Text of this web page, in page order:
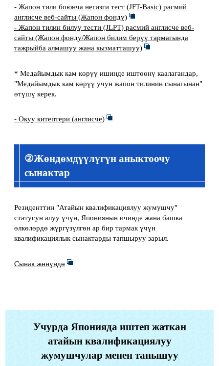
- Жапон тили боюнча негизги тест (JFT-Basic) расмий
англисче веб-сайты (Жапон фонду)
- Жапон тилин билүү тести (JLPT) расмий англисче веб-
сайты (Жапон фонду/Жапон билим берүү тармагында
тажрыйба алмашуу жана кызматташуу)
* Медайымдык кам көрүү ишинде иштөөнү каалагандар,
"Медайымдык кам көрүү учун жапон тилинин сынагынан"
өтүшү керек.
- Окуу китептери (англисче)
②Жөндөмдүүлүгүн аныктоочу
сынактар
Резиденттин "Атайын квалификациялуу жумушчу"
статусун алуу үчүн, Япониянын ичинде жана башка
өлкөлөрдө жүргүзүлгөн ар бир тармак үчүн
квалификациялык сынактарды тапшыруу зарыл.
Сынак жөнүндө
Учурда Японияда иштеп жаткан
атайын квалификациялуу
жумушчулар менен танышуу